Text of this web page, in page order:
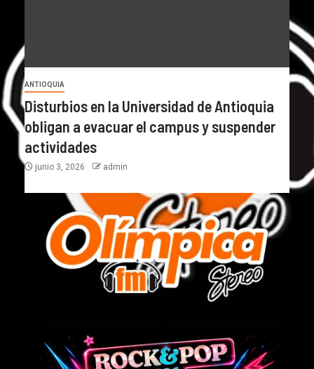
ANTIOQUIA
Disturbios en la Universidad de Antioquia
obligan a evacuar el campus y suspender
actividades
junio 3, 2026 admin